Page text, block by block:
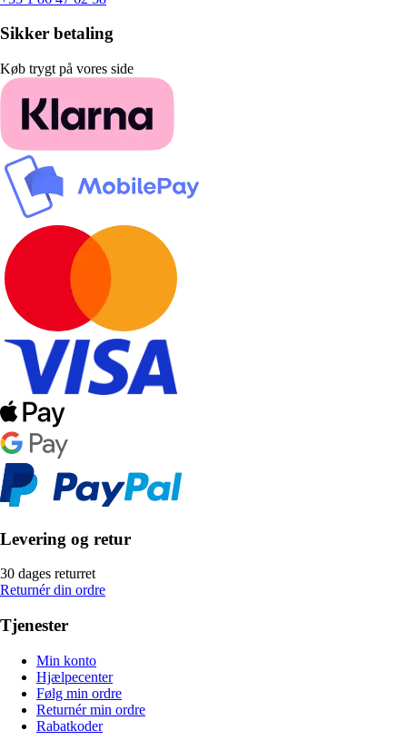
Sikker betaling
Køb trygt på vores side
Levering og retur
30 dages returret
Returnér din ordre
Tjenester
Min konto
Hjælpecenter
Følg min ordre
Returnér min ordre
Rabatkoder